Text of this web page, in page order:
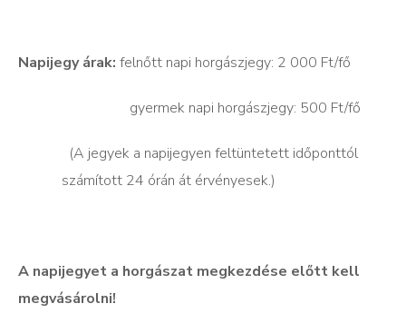
Napijegy árak: felnőtt napi horgászjegy: 2 000 Ft/fő
gyermek napi horgászjegy: 500 Ft/fő
(A jegyek a napijegyen feltüntetett időponttól
számított 24 órán át érvényesek.)
A napijegyet a horgászat megkezdése előtt kell
megvásárolni!